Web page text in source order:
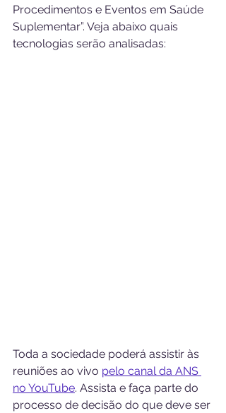
Procedimentos e Eventos em Saúde
Suplementar”. Veja abaixo quais
tecnologias serão analisadas:
Toda a sociedade poderá assistir às
reuniões ao vivo pelo canal da ANS
no YouTube. Assista e faça parte do
processo de decisão do que deve ser